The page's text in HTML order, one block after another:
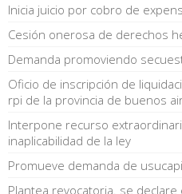
Inicia juicio por cobro de
Cesión onerosa de derechos
Demanda promoviendo
Oficio de inscripción de
rpi de la provincia de buenos
Interpone recurso
inaplicabilidad de la ley
Promueve demanda de
Plantea revocatoria. se